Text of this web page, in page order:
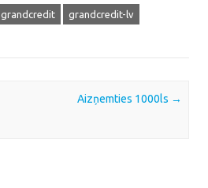
grandcredit grandcredit-lv
Aizņemties 1000ls →